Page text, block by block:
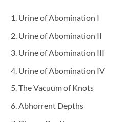
Urine of Abomination I
Urine of Abomination II
Urine of Abomination III
Urine of Abomination IV
The Vacuum of Knots
Abhorrent Depths